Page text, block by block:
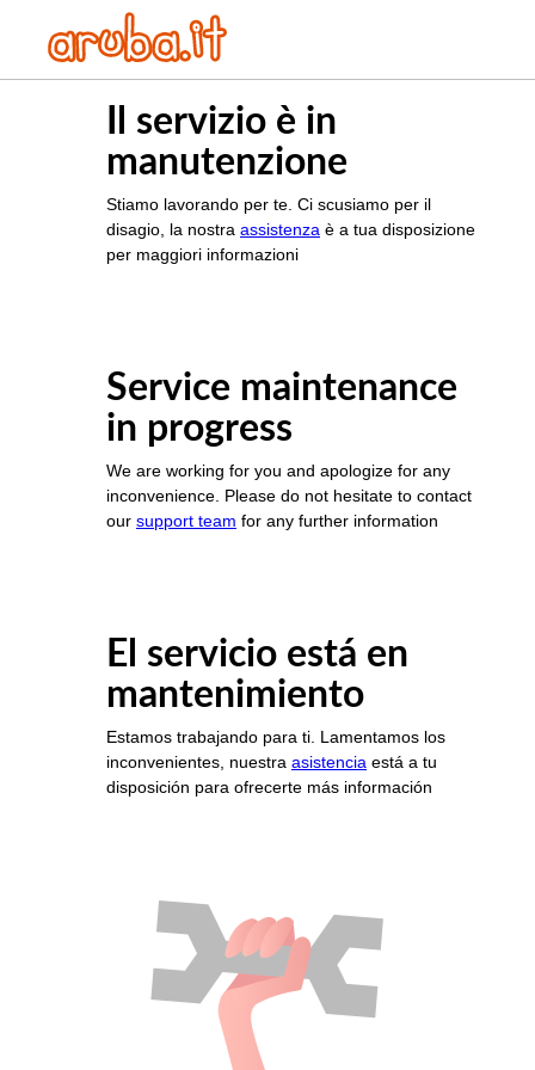
Il servizio è in
manutenzione
Stiamo lavorando per te. Ci scusiamo per il
disagio, la nostra assistenza è a tua disposizione
per maggiori informazioni
Service maintenance
in progress
We are working for you and apologize for any
inconvenience. Please do not hesitate to contact
our support team for any further information
El servicio está en
mantenimiento
Estamos trabajando para ti. Lamentamos los
inconvenientes, nuestra asistencia está a tu
disposición para ofrecerte más información